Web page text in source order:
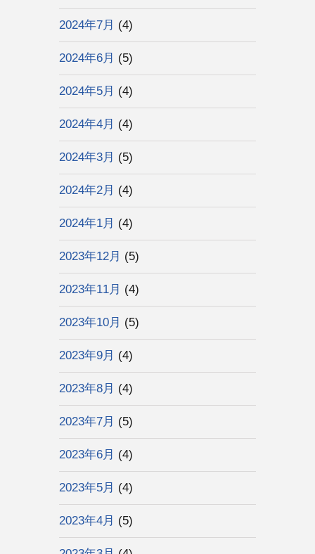
2024年7月 (4)
2024年6月 (5)
2024年5月 (4)
2024年4月 (4)
2024年3月 (5)
2024年2月 (4)
2024年1月 (4)
2023年12月 (5)
2023年11月 (4)
2023年10月 (5)
2023年9月 (4)
2023年8月 (4)
2023年7月 (5)
2023年6月 (4)
2023年5月 (4)
2023年4月 (5)